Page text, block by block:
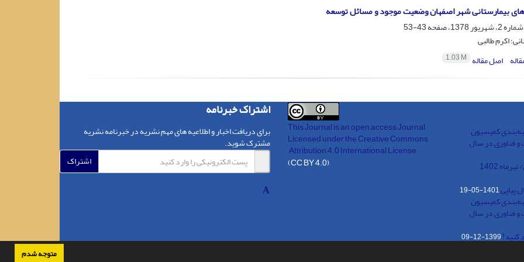
متوجه شدم
بیمارستانی شهر اصفهان وضعیت موجود و مسائل توسعه
43-53
اکرم طالبی
اصل مقاله 1.03 M
کمیسیون
و فناوری در سال
1402
پیاپی1401-05-19
کمیسیون
و فناوری در سال
کنید!1399-12-09
This Journal is an open access Journal
Licensedunder the Creative Commons
Attribution 4.0 International License
(CC BY 4.0)
اشتراک خبرنامه
برای دریافت اخبار و اطلاعیه های مهم نشریه در خبرنامه نشریه
مشترک شوید.
اشتراک